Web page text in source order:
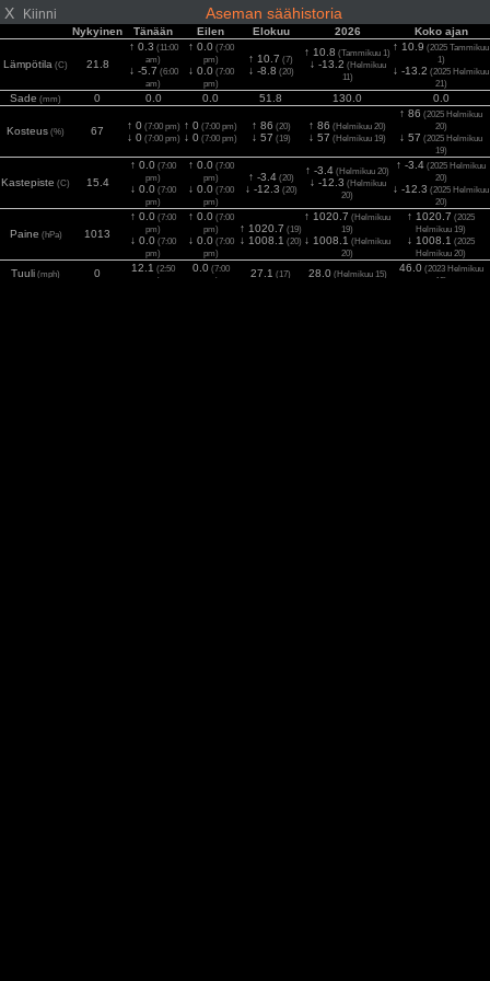
X Kiinni Aseman säähistoria
Nykyinen Tänään Eilen Elokuu 2026 Koko ajan
Lämpötila (C) 21.8
↑ 0.3 (11:00
am)
↓ -5.7 (6:00
am)
↑ 0.0(7:00
pm)
↓ 0.0(7:00
pm)
↑ 10.7 (7)
↓ -8.8 (20)
↑ 10.8 (Tammikuu 1)
↓ -13.2 (Helmikuu
11)
↑ 10.9 (2025 Tammikuu
1)
↓ -13.2 (2025 Helmikuu
21)
Sade (mm) 0 0.0 0.0 51.8 130.0 0.0
Kosteus (%) 67 ↑ 0(7:00 pm)
↓ 0(7:00 pm)
↑ 0 (7:00 pm)
↓ 0 (7:00 pm)
↑ 86 (20)
↓ 57 (19)
↑ 86 (Helmikuu 20)
↓ 57 (Helmikuu 19)
↑ 86 (2025 Helmikuu
20)
↓ 57 (2025 Helmikuu
19)
Kastepiste (C) 15.4
↑ 0.0 (7:00
pm)
↓ 0.0 (7:00
pm)
↑ 0.0(7:00
pm)
↓ 0.0(7:00
pm)
↑ -3.4(20)
↓ -12.3 (20)
↑ -3.4 (Helmikuu 20)
↓ -12.3 (Helmikuu
20)
↑ -3.4 (2025 Helmikuu
20)
↓ -12.3 (2025 Helmikuu
20)
Paine (hPa) 1013
↑ 0.0 (7:00
pm)
↓ 0.0 (7:00
pm)
↑ 0.0(7:00
pm)
↓ 0.0(7:00
pm)
↑ 1020.7 (19)
↓ 1008.1 (20)
↑ 1020.7 (Helmikuu
19)
↓ 1008.1 (Helmikuu
20)
↑ 1020.7 (2025
Helmikuu 19)
↓ 1008.1 (2025
Helmikuu 20)
Tuuli (mph) 0 12.1 (2:50
am)
0.0(7:00
pm)
27.1 (17) 28.0(Helmikuu 15) 46.0(2023 Helmikuu
12)